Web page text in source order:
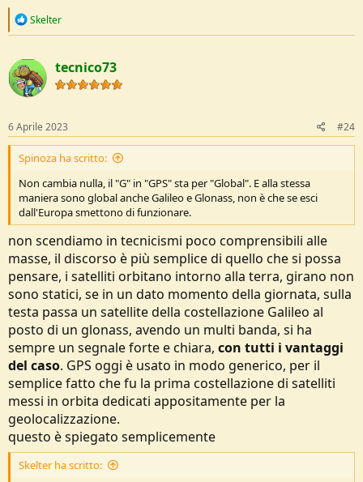
R
c
t
i
o
s
:
Skelter
tecnico73
6 Aprile 2023 #24
Spinoza ha scritto:
Non cambia nulla, il "G" in "GPS" sta per "Global". E alla stessa
maniera sono global anche Galileo e Glonass, non è che se esci
dall'Europa smettono di funzionare.
non scendiamo in tecnicismi poco comprensibili alle
masse, il discorso è più semplice di quello che si possa
pensare, i satelliti orbitano intorno alla terra, girano non
sono statici, se in un dato momento della giornata, sulla
testa passa un satellite della costellazione Galileo al
posto di un glonass, avendo un multi banda, si ha
sempre un segnale forte e chiara, con tutti i vantaggi
del caso. GPS oggi è usato in modo generico, per il
semplice fatto che fu la prima costellazione di satelliti
messi in orbita dedicati appositamente per la
geolocalizzazione.
questo è spiegato semplicemente
Skelter ha scritto: